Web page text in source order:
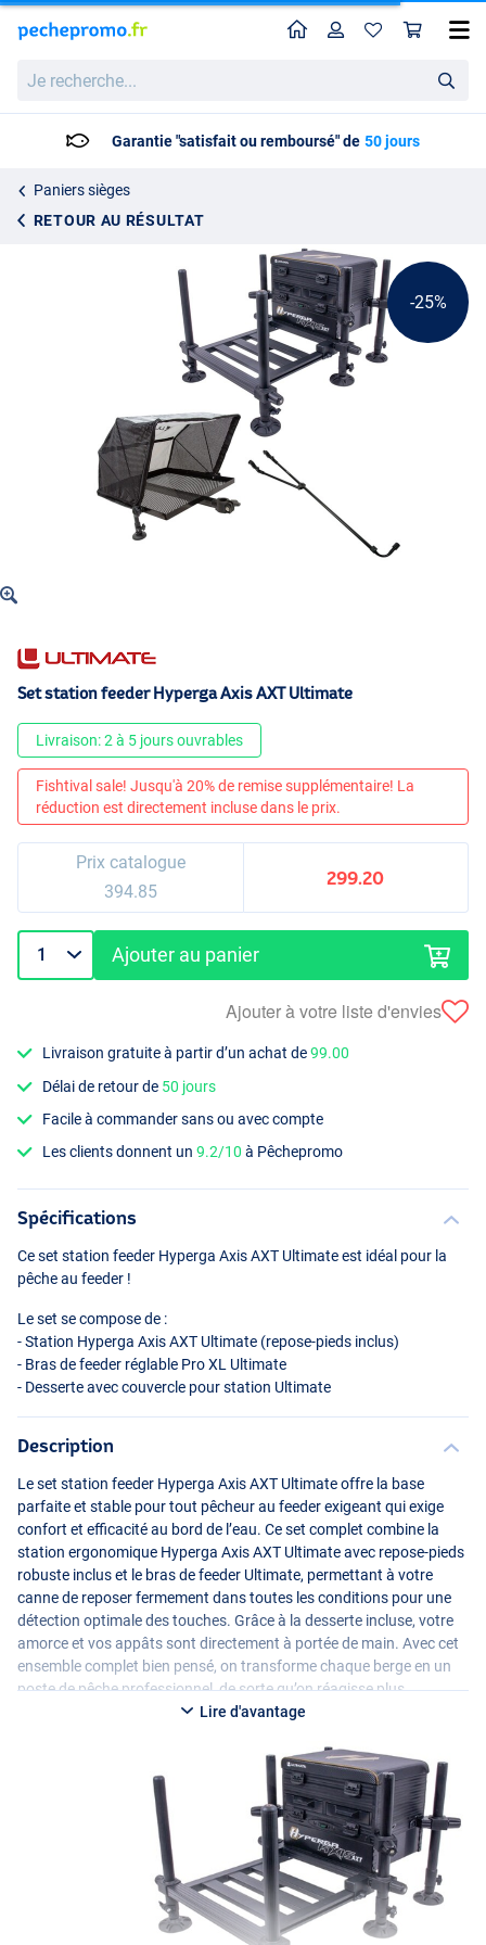
recherche...
HomeProfil
Garantie "satisfait ou remboursé" de 50 jours
Paniers sièges
RETOUR AU RÉSULTAT
Set station feeder Hyperga Axis AXT Ultimate
-25%
Set station feeder Hyperga Axis AXT Ultimate
Livraison: 2 à 5 jours ouvrables
Fishtival sale! Jusqu'à 20% de remise supplémentaire! La
réduction est directement incluse dans le prix.
Prix catalogue
394.85
299.20
Ajouter au panier
Ajouter à votre liste d'envies
Livraison gratuite à partir d’un achat de99.00
Délai de retour de 50 jours
Facile à commander sans ou avec compte
Les clients donnent un9.2/10 à Pêchepromo
Spécifications
Ce set station feeder Hyperga AxisAXT Ultimate est idéal pour la
pêche au feeder !
Le set se compose de :
- Station Hyperga AxisAXT Ultimate (repose-pieds inclus)
- Bras de feeder réglable Pro XL Ultimate
- Desserte avec couvercle pour station Ultimate
Description
Le set station feeder Hyperga AxisAXT Ultimate offre la base
parfaite et stable pour tout pêcheur au feeder exigeant qui exige
confort et efficacité au bord de l’eau. Ce set complet combine la
station ergonomique Hyperga AxisAXT Ultimate avec repose-pieds
robuste inclus et le bras de feeder Ultimate, permettant à votre
canne de reposer fermement dans toutes les conditions pour une
détection optimale des touches. Grâce à la desserte incluse, votre
amorce et vos appâts sont directement à portée de main. Avec cet
ensemble complet bien pensé, on transforme chaque berge en un
poste de pêche professionnel, de sorte qu’on réagisse plus
rapidement et qu’on mette au sec plus de poissons en restant
Station Hyperga Axis AXT
- Station avec repose-pieds inclus
- Diamètre des pieds : 36mm
- Longueur des pieds : 50-75cm
- Charge maximale : 125kg
Lire d'avantage